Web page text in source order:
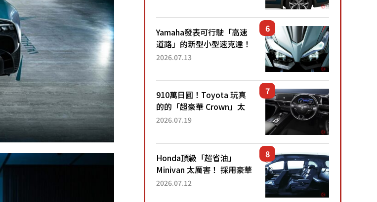
眼！ 配備豐富、超越售價
水準，堪稱高CP值代表的
「...
Yamaha發表可行駛「高速
道路」的新型小型速克達！
搭載能享受超強勁「渦輪
高階「Super Sport」車款
相同的...
2026.07.13
910萬日圓！Toyota 玩真
的的「超豪華 Crown」太
厲害了！採用由「匠人技
運動化「底盤設定」！還配
備專屬豪華...
2026.07.19
Honda頂級「超省油」
Minivan 太厲害！ 採用豪華
「真皮座椅」與專屬「黑色
2026.07.12